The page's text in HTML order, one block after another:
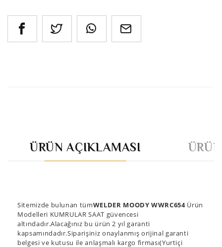
ÜRÜN AÇIKLAMASI
Sitemizde bulunan tümWELDER MOODY WWRC654 Ürün
Modelleri KUMRULAR SAAT güvencesi
altındadır.Alacağınız bu ürün 2 yıl garanti
kapsamındadır.Siparişiniz onaylanmış orijinal garanti
belgesi ve kutusu ile anlaşmalı kargo firması(Yurtiçi